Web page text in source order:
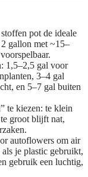
pot de ideale
gallon met ~15–
1,5–2,5 gal voor
3–4 gal
en 5–7 gal buiten
te kiezen: te klein
groot blijft nat,
autoflowers om air
je plastic gebruikt,
gebruik een luchtig,